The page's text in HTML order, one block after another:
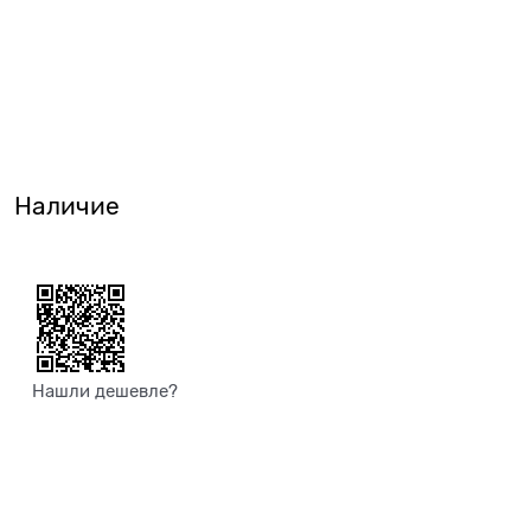
Наличие
Нашли дешевле?